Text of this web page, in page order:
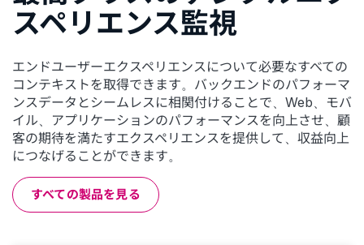
スペリエンス監視
エンドユーザーエクスペリエンスについて必要なすべての
コンテキストを取得できます。バックエンドのパフォーマ
ンスデータとシームレスに相関付けることで、Web、モバ
イル、アプリケーションのパフォーマンスを向上させ、顧
客の期待を満たすエクスペリエンスを提供して、収益向上
につなげることができます。
すべての製品を見る